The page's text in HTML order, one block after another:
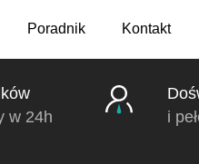
Poradnik Kontakt
w 24h
i